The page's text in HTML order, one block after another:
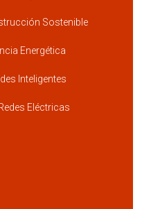
Sostenible
Energética
Inteligentes
Eléctricas